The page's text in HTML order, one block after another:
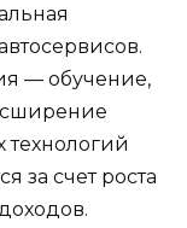
— обучение,
технологий
за счет роста